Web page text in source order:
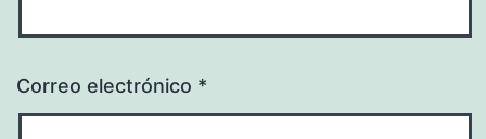
Correo electrónico *